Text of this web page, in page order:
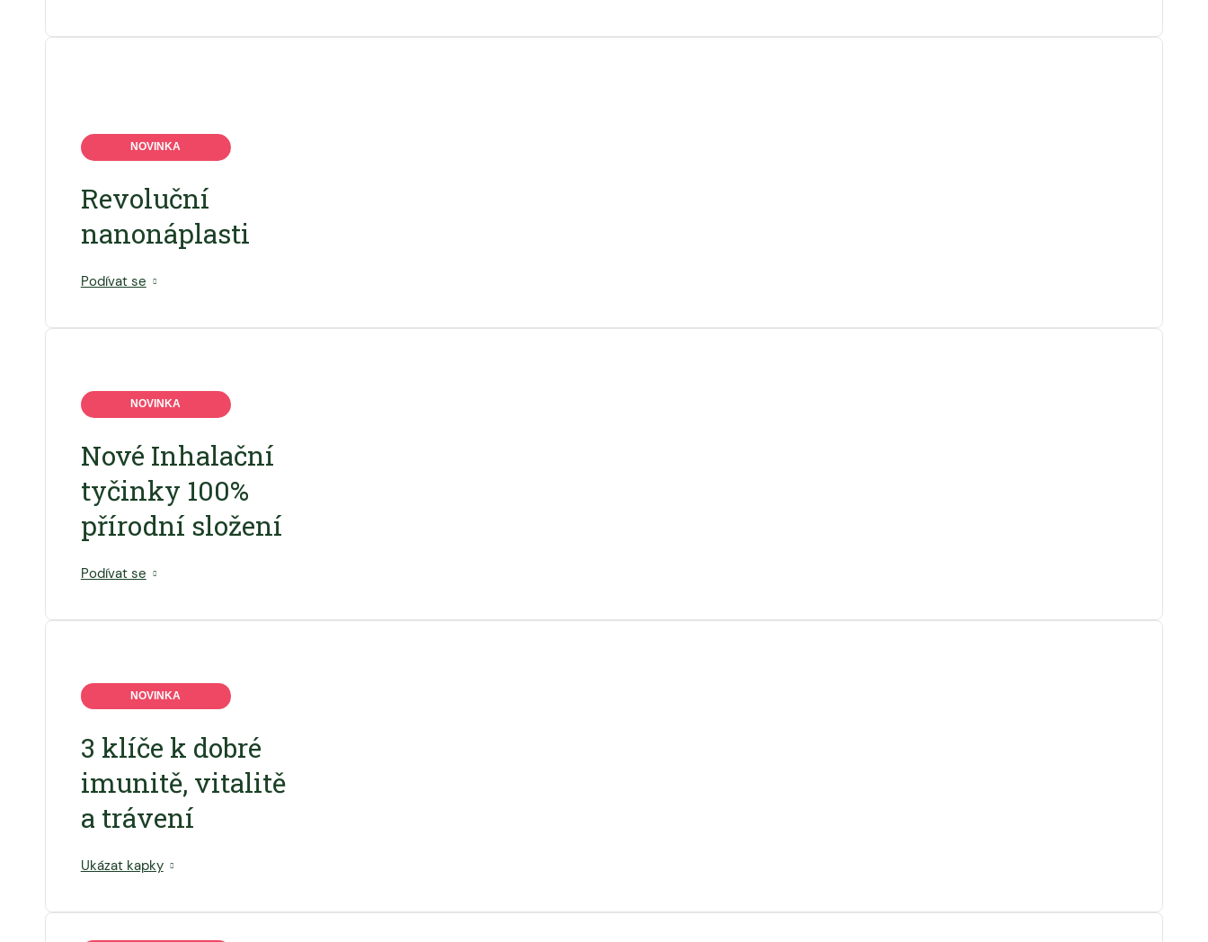
NOVINKA
Revoluční
nanonáplasti
Podívat se
NOVINKA
Nové Inhalační
tyčinky 100%
přírodní složení
Podívat se
NOVINKA
3 klíče k dobré
imunitě, vitalitě
a trávení
Ukázat kapky